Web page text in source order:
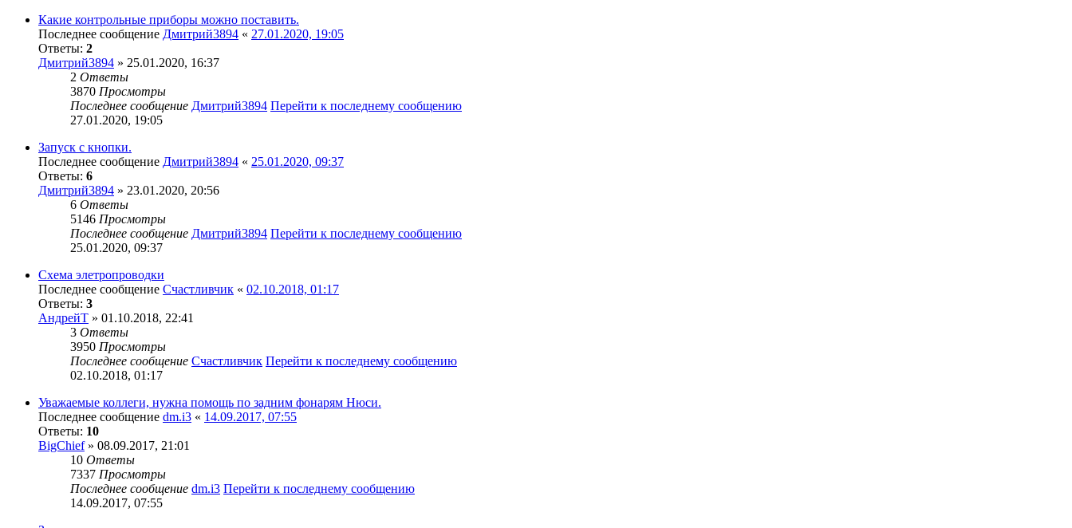
Какие контрольные приборы можно поставить.
Последнее сообщение Дмитрий3894 « 27.01.2020, 19:05
Ответы: 2
Дмитрий3894 » 25.01.2020, 16:37
2 Ответы
3870 Просмотры
Последнее сообщение Дмитрий3894 Перейти к последнему сообщению
27.01.2020, 19:05
Запуск с кнопки.
Последнее сообщение Дмитрий3894 « 25.01.2020, 09:37
Ответы: 6
Дмитрий3894 » 23.01.2020, 20:56
6 Ответы
5146 Просмотры
Последнее сообщение Дмитрий3894 Перейти к последнему сообщению
25.01.2020, 09:37
Схема элетропроводки
Последнее сообщение Счастливчик « 02.10.2018, 01:17
Ответы: 3
АндрейТ » 01.10.2018, 22:41
3 Ответы
3950 Просмотры
Последнее сообщение Счастливчик Перейти к последнему сообщению
02.10.2018, 01:17
Уважаемые коллеги, нужна помощь по задним фонарям Нюси.
Последнее сообщение dm.i3 « 14.09.2017, 07:55
Ответы: 10
BigChief» 08.09.2017, 21:01
10 Ответы
7337 Просмотры
Последнее сообщение dm.i3 Перейти к последнему сообщению
14.09.2017, 07:55